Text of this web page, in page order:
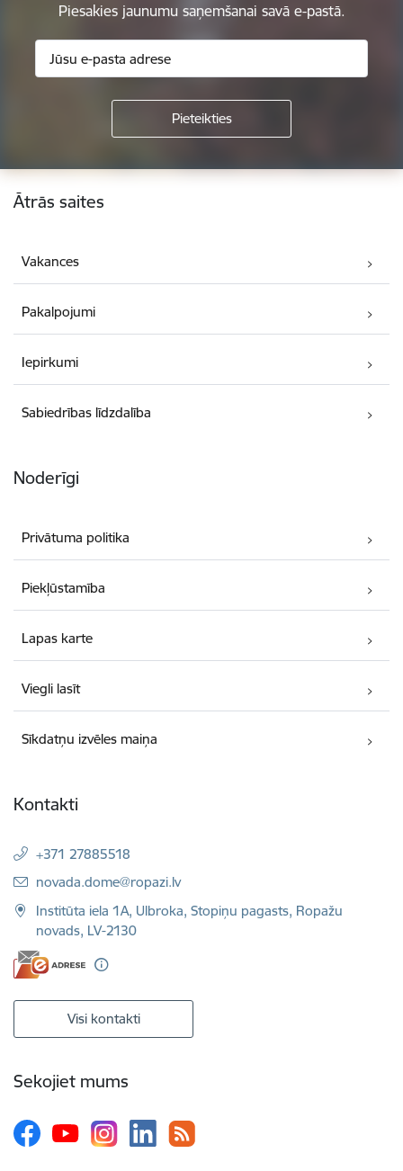
Piesakies jaunumu saņemšanai savā e-pastā.
Kājene
Ātrās saites
Vakances
Pakalpojumi
Iepirkumi
Sabiedrības līdzdalība
Noderīgi
Privātuma politika
Piekļūstamība
Lapas karte
Viegli lasīt
Sīkdatņu izvēles maiņa
Kontakti
+371 27885518
E-pasts:
novada.dome@ropazi.lv
Institūta iela 1A, Ulbroka, Stopiņu pagasts, Ropažu
novads, LV-2130
Visi kontakti
Sekojiet mums